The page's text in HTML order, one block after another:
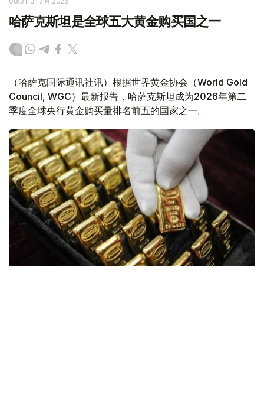
哈萨克斯坦是全球五大黄金购买国之一
（哈萨克国际通讯社讯）根据世界黄金协会（World Gold
Council, WGC）最新报告，哈萨克斯坦成为2026年第二
季度全球央行黄金购买量排名前五的国家之一。